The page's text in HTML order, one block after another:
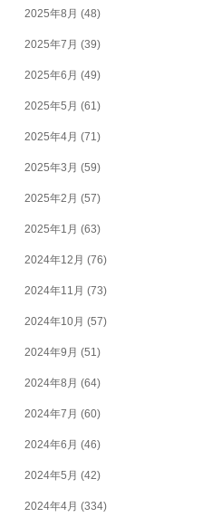
2025年8月 (48)
2025年7月 (39)
2025年6月 (49)
2025年5月 (61)
2025年4月 (71)
2025年3月 (59)
2025年2月 (57)
2025年1月 (63)
2024年12月 (76)
2024年11月 (73)
2024年10月 (57)
2024年9月 (51)
2024年8月 (64)
2024年7月 (60)
2024年6月 (46)
2024年5月 (42)
2024年4月 (334)